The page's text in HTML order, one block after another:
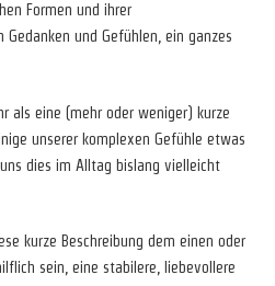
Formen und ihrer
und Gefühlen, ein ganzes
als eine (mehr oder weniger) kurze
unserer komplexen Gefühle etwas
dies im Alltag bislang vielleicht
kurze Beschreibung dem einen oder
sein, eine stabilere, liebevollere